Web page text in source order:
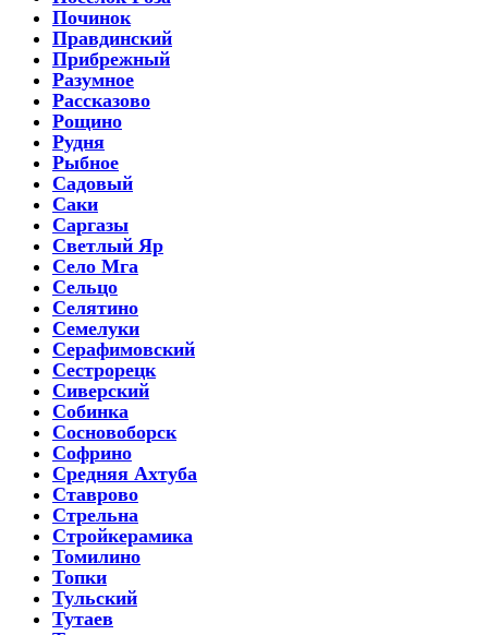
Починок
Правдинский
Прибрежный
Разумное
Рассказово
Рощино
Рудня
Рыбное
Садовый
Саки
Саргазы
Светлый Яр
Село Мга
Сельцо
Селятино
Семелуки
Серафимовский
Сестрорецк
Сиверский
Собинка
Сосновоборск
Софрино
Средняя Ахтуба
Ставрово
Стрельна
Стройкерамика
Томилино
Топки
Тульский
Тутаев